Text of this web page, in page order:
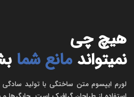
هیچ چی
نمیتواند مانع شما
لورم ایپسوم متن ساختگی با تولید